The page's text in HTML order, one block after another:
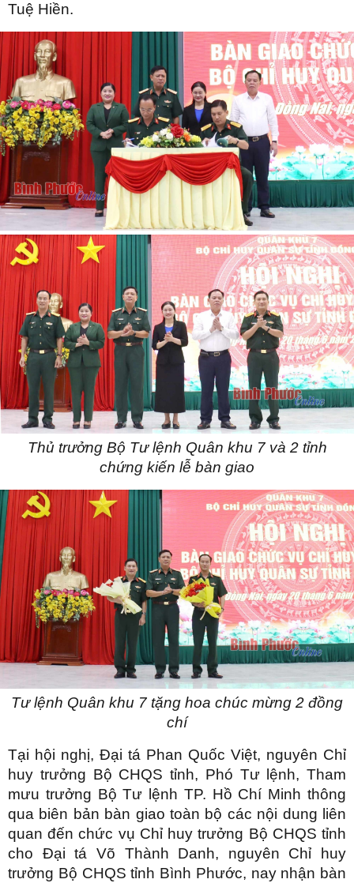
Tuệ Hiền.
Thủ trưởng Bộ Tư lệnh Quân khu 7 và 2 tỉnh
chứng kiến lễ bàn giao
Tư lệnh Quân khu 7 tặng hoa chúc mừng 2 đồng
chí
Tại hội nghị, Đại tá Phan Quốc Việt, nguyên Chỉ
huy trưởng Bộ CHQS tỉnh, Phó Tư lệnh, Tham
mưu trưởng Bộ Tư lệnh TP. Hồ Chí Minh thông
qua biên bản bàn giao toàn bộ các nội dung liên
quan đến chức vụ Chỉ huy trưởng Bộ CHQS tỉnh
cho Đại tá Võ Thành Danh, nguyên Chỉ huy
trưởng Bộ CHQS tỉnh Bình Phước, nay nhận bàn